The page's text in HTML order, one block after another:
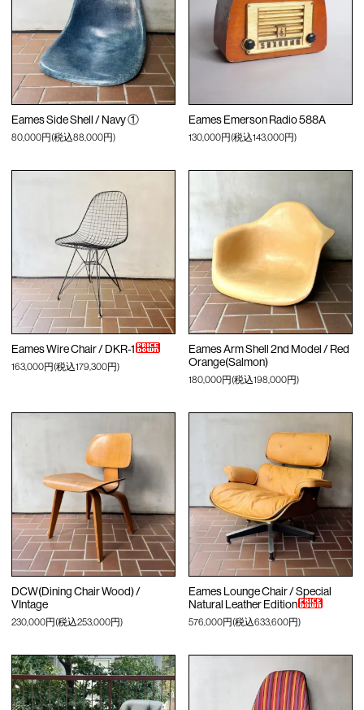
Eames Side Shell / Navy ①
80,000円(税込88,000円)
Eames Emerson Radio 588A
130,000円(税込143,000円)
Eames Wire Chair / DKR-1
163,000円(税込179,300円)
Eames Arm Shell 2nd Model / Red
Orange(Salmon)
180,000円(税込198,000円)
DCW(Dining Chair Wood) /
VIntage
230,000円(税込253,000円)
Eames Lounge Chair / Special
Natural Leather Edition
576,000円(税込633,600円)